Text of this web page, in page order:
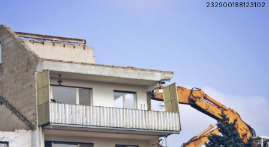
232900188123102